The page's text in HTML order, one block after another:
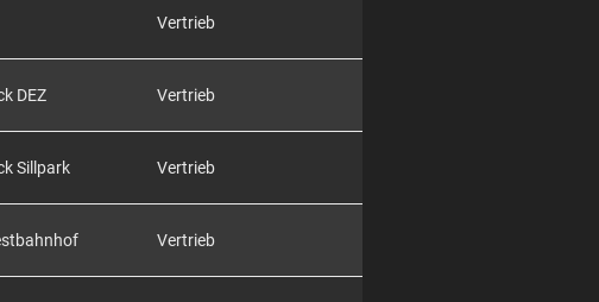
Vertrieb
DEZ Vertrieb
Sillpark Vertrieb
Vertrieb